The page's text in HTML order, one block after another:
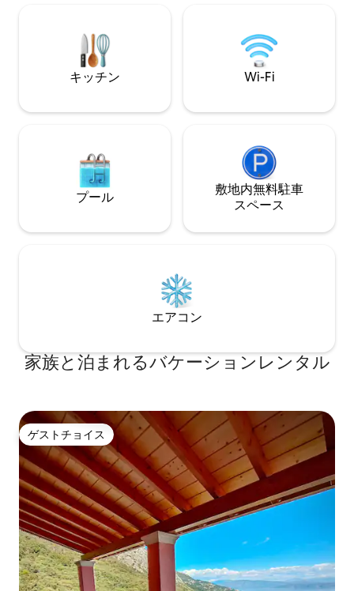
キッチン Wi-Fi
プール
敷地内無料駐⁠車
ス⁠ペ⁠ー⁠ス
エアコン
家族と泊まれるバケーションレンタル
ゲストチョイス
ゲストチョイス